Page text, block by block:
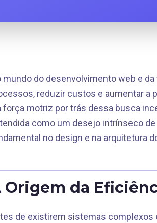
mundo do desenvolvimento web e
reduzir custos e aumentar a
força motriz por trás dessa busca
como um desejo intrínseco
no design e na arquitetura
Origem da
de existirem sistemas complexos